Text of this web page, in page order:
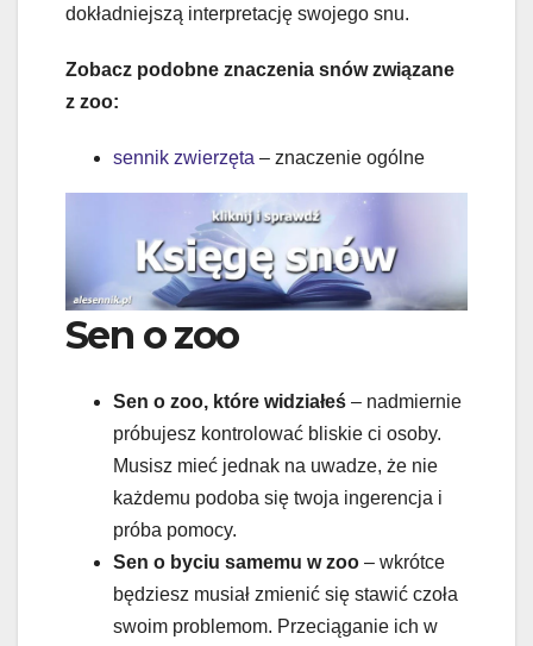
dokładniejszą interpretację swojego snu.
Zobacz podobne znaczenia snów związane
z zoo:
sennik zwierzęta – znaczenie ogólne
Sen o zoo
Sen o zoo, które widziałeś – nadmiernie
próbujesz kontrolować bliskie ci osoby.
Musisz mieć jednak na uwadze, że nie
każdemu podoba się twoja ingerencja i
próba pomocy.
Sen o byciu samemu w zoo – wkrótce
będziesz musiał zmienić się stawić czoła
swoim problemom. Przeciąganie ich w